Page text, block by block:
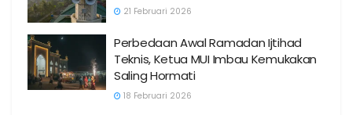
21 Februari 2026
Perbedaan Awal Ramadan Ijtihad
Teknis, Ketua MUI Imbau Kemukakan
Saling Hormati
18 Februari 2026